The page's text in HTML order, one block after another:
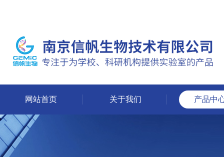
网站首页 关于我们 产品中